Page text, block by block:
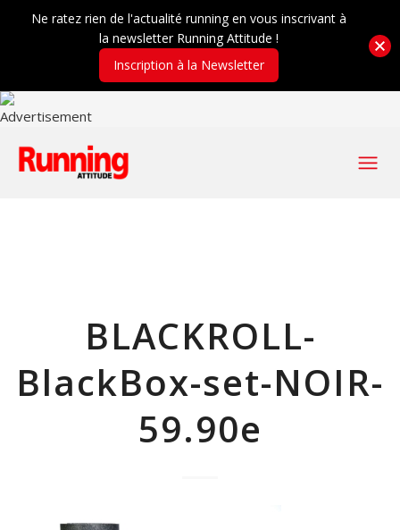
BLACKROLL-
BlackBox-set-NOIR-
59.90e
Ne ratez rien de l'actualité running en vous inscrivant à
la newsletter Running Attitude !
Inscription à la Newsletter